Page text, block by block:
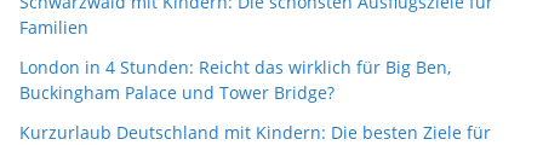
Familien
London in 4 Stunden: Reicht das wirklich für Big Ben,
Buckingham Palace und Tower Bridge?
Kurzurlaub Deutschland mit Kindern: Die besten Ziele für